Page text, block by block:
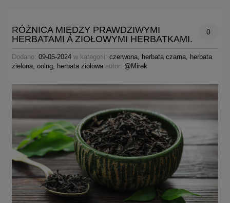
RÓŻNICA MIĘDZY PRAWDZIWYMI
HERBATAMI A ZIOŁOWYMI HERBATKAMI.
0
Dodano: 09-05-2024 w kategorii: czerwona herbata czarna
herbata
zielona oolng herbata ziołowa autor: @Mirek